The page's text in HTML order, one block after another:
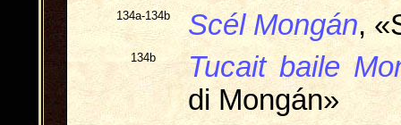
134a-134b Scél Mongán,
134b
Tucait baile
di Mongán»